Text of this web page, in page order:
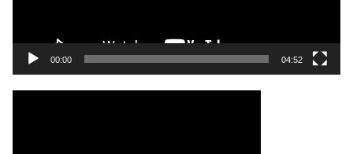
00:00 04:52